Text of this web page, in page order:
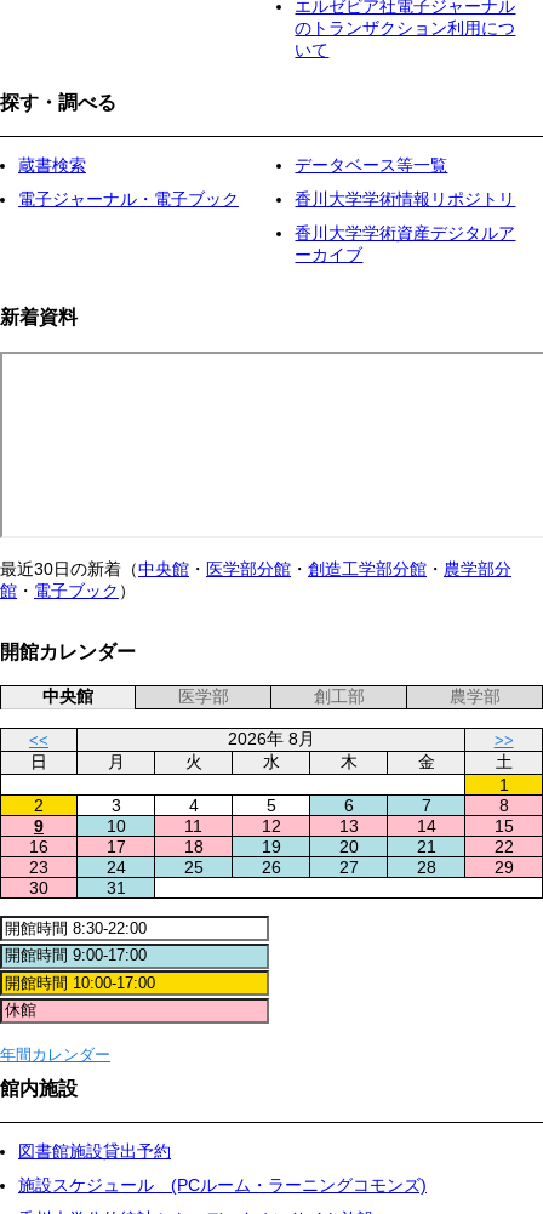
エルゼビア社電子ジャーナル
のトランザクション利用につ
いて
探す・調べる
蔵書検索
電子ジャーナル・電子ブック
データベース等一覧
香川大学学術情報リポジトリ
香川大学学術資産デジタルア
ーカイブ
新着資料
最近30日の新着（中央館 ・ 医学部分館 ・ 創造工学部分館 ・ 農学部分
館 ・ 電子ブック ）
開館カレンダー
中央館 医学部 創工部 農学部
<< 2026年 8月 >>
日 月 火 水 木 金
土
1
2
3 4 5 6 7
8
9
10 11 12 13 14
15
16
17 18 19 20 21
22
23
24 25 26 27 28
29
30
31
年間カレンダー
館内施設
図書館施設貸出予約
施設スケジュール (PCルーム・ラーニングコモンズ)